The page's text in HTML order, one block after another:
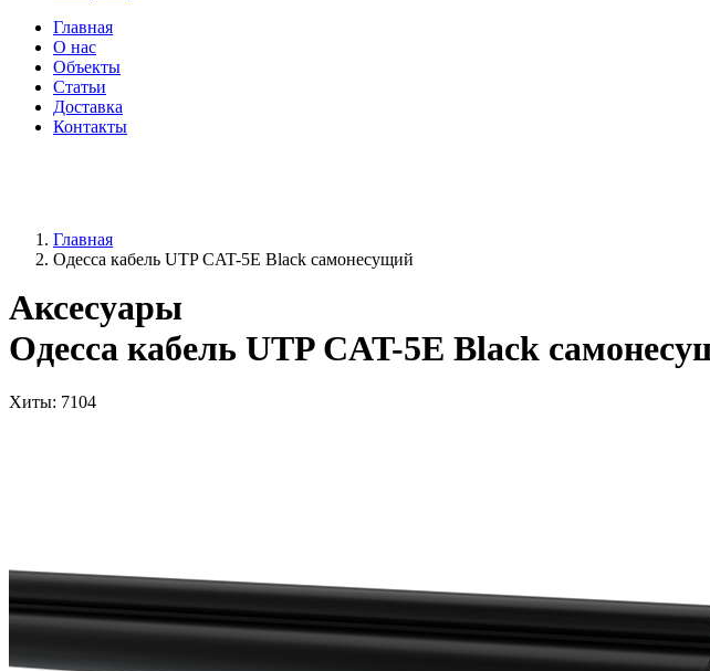
Главная
О нас
Объекты
Статьи
Доставка
Контакты
Главная
Одесса кабель UTP CAT-5E Black самонесущий
Аксесуары
Одесса кабель UTP CAT-5E Black
Хиты: 7104